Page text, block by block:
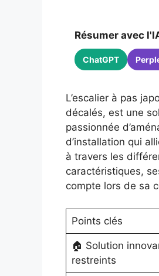
Résumer avec
ChatGPT
L’escalier à pas
décalés, est une
passionnée
d’installation qui
à travers les
caractéristiques,
compte lors de sa
Points clés
🏠 Solution
restreints